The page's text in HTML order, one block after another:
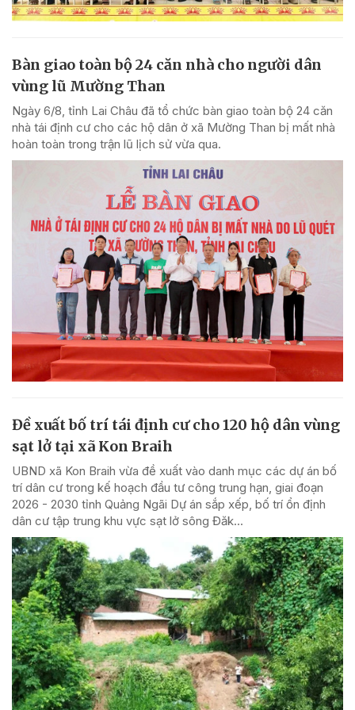
Bàn giao toàn bộ 24 căn nhà cho người dân
vùng lũ Mường Than
Ngày 6/8, tỉnh Lai Châu đã tổ chức bàn giao toàn bộ 24 căn
nhà tái định cư cho các hộ dân ở xã Mường Than bị mất nhà
hoàn toàn trong trận lũ lịch sử vừa qua.
Đề xuất bố trí tái định cư cho 120 hộ dân vùng
sạt lở tại xã Kon Braih
UBND xã Kon Braih vừa đề xuất vào danh mục các dự án bố
trí dân cư trong kế hoạch đầu tư công trung hạn, giai đoạn
2026 - 2030 tỉnh Quảng Ngãi Dự án sắp xếp, bố trí ổn định
dân cư tập trung khu vực sạt lở sông Đăk...